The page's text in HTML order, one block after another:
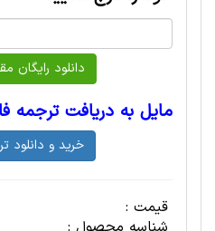
مایل به دریافت ترجمه
قیمت :